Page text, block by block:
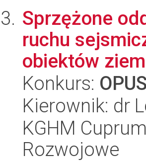
Sprzężone
ruchu
obiektów
Konkurs:
Kierownik: dr
KGHM
Rozwojowe